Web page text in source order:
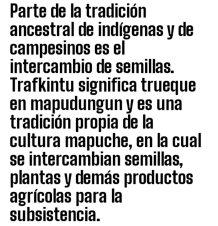
Parte de la tradición
ancestral de indígenas y de
campesinos es el
intercambio de semillas.
Trafkintu significa trueque
en mapudungun y es una
tradición propia de la
cultura mapuche, en la cual
se intercambian semillas,
plantas y demás productos
agrícolas para la
subsistencia.